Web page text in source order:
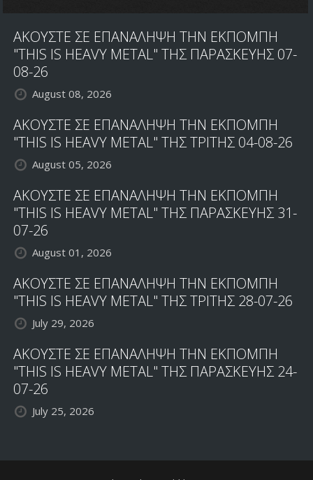
ΑΚΟΥΣΤΕ ΣΕ ΕΠΑΝΑΛΗΨΗ ΤΗΝ ΕΚΠΟΜΠΗ
"THIS IS HEAVY METAL" ΤΗΣ ΠΑΡΑΣΚΕΥΗΣ 07-
08-26
August 08, 2026
ΑΚΟΥΣΤΕ ΣΕ ΕΠΑΝΑΛΗΨΗ ΤΗΝ ΕΚΠΟΜΠΗ
"THIS IS HEAVY METAL" ΤΗΣ ΤΡΙΤΗΣ 04-08-26
August 05, 2026
ΑΚΟΥΣΤΕ ΣΕ ΕΠΑΝΑΛΗΨΗ ΤΗΝ ΕΚΠΟΜΠΗ
"THIS IS HEAVY METAL" ΤΗΣ ΠΑΡΑΣΚΕΥΗΣ 31-
07-26
August 01, 2026
ΑΚΟΥΣΤΕ ΣΕ ΕΠΑΝΑΛΗΨΗ ΤΗΝ ΕΚΠΟΜΠΗ
"THIS IS HEAVY METAL" ΤΗΣ ΤΡΙΤΗΣ 28-07-26
July 29, 2026
ΑΚΟΥΣΤΕ ΣΕ ΕΠΑΝΑΛΗΨΗ ΤΗΝ ΕΚΠΟΜΠΗ
"THIS IS HEAVY METAL" ΤΗΣ ΠΑΡΑΣΚΕΥΗΣ 24-
07-26
July 25, 2026